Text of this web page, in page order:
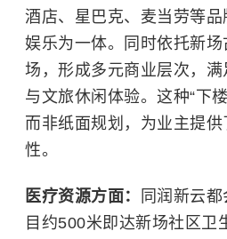
酒店、 星巴克、麦当劳等品
娱乐为一体。同时依托新
场，形成多元商业层次，
与文旅休闲体验。这种“下
而非纸面规划，为业主提
性。
医疗资源方面：
同润新云
目约500米即达新场社区卫